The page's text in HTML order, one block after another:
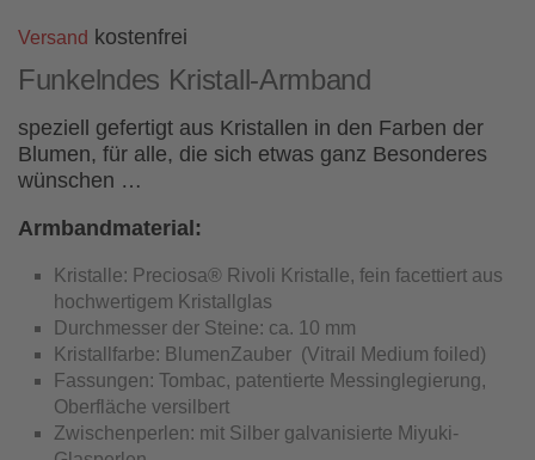
Versand kostenfrei
Funkelndes Kristall-Armband
speziell gefertigt aus Kristallen in den Farben der
Blumen, für alle, die sich etwas ganz Besonderes
wünschen …
Armbandmaterial:
Kristalle: Preciosa® Rivoli Kristalle, fein facettiert aus
hochwertigem Kristallglas
Durchmesser der Steine: ca. 10 mm
Kristallfarbe: BlumenZauber (Vitrail Medium foiled)
Fassungen: Tombac, patentierte Messinglegierung,
Oberfläche versilbert
Zwischenperlen: mit Silber galvanisierte Miyuki-